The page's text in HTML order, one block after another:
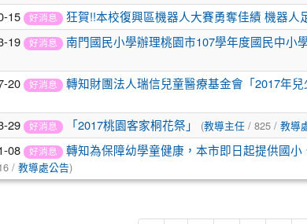
15 好消息 狂賀!!本校復興區機器人大賽勇奪佳績 機器人
19 好消息 南門國民小學辦理桃園市107學年度國民中小
20 好消息 轉知財團法人瑞信兒童醫療基金會「2017年
29 好消息 「2017桃園客家桐花祭」 (教導主任/ 825 / 教導
08 好消息 轉知為保障幼學童健康，本市即日起提供國
/ 教導處公告)